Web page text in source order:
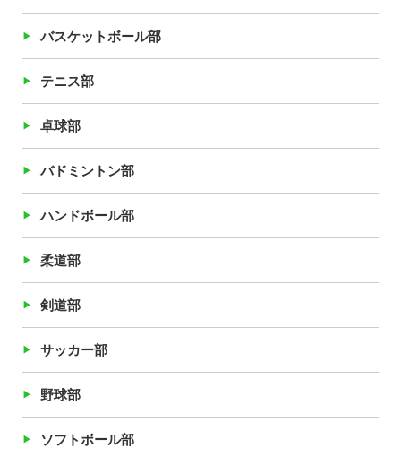
バスケットボール部
テニス部
卓球部
バドミントン部
ハンドボール部
柔道部
剣道部
サッカー部
野球部
ソフトボール部